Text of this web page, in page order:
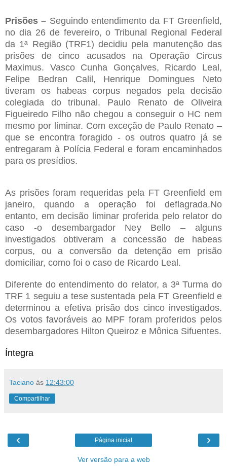
Prisões – Seguindo entendimento da FT Greenfield,
no dia 26 de fevereiro, o Tribunal Regional Federal
da 1ª Região (TRF1) decidiu pela manutenção das
prisões de cinco acusados na Operação Circus
Maximus. Vasco Cunha Gonçalves, Ricardo Leal,
Felipe Bedran Calil, Henrique Domingues Neto
tiveram os habeas corpus negados pela decisão
colegiada do tribunal. Paulo Renato de Oliveira
Figueiredo Filho não chegou a conseguir o HC nem
mesmo por liminar. Com exceção de Paulo Renato –
que se encontra foragido - os outros quatro já se
entregaram à Polícia Federal e foram encaminhados
para os presídios.
As prisões foram requeridas pela FT Greenfield em
janeiro, quando a operação foi deflagrada.No
entanto, em decisão liminar proferida pelo relator do
caso -o desembargador Ney Bello – alguns
investigados obtiveram a concessão de habeas
corpus, ou a conversão da detenção em prisão
domiciliar, como foi o caso de Ricardo Leal.
Diferente do entendimento do relator, a 3ª Turma do
TRF 1 seguiu a tese sustentada pela FT Greenfield e
determinou a efetiva prisão dos cinco investigados.
Os votos favoráveis ao MPF foram proferidos pelos
desembargadores Hilton Queiroz e Mônica Sifuentes.
Íntegra
Taciano às 12:43:00
Compartilhar
‹ ›
Página inicial
Ver versão para a web